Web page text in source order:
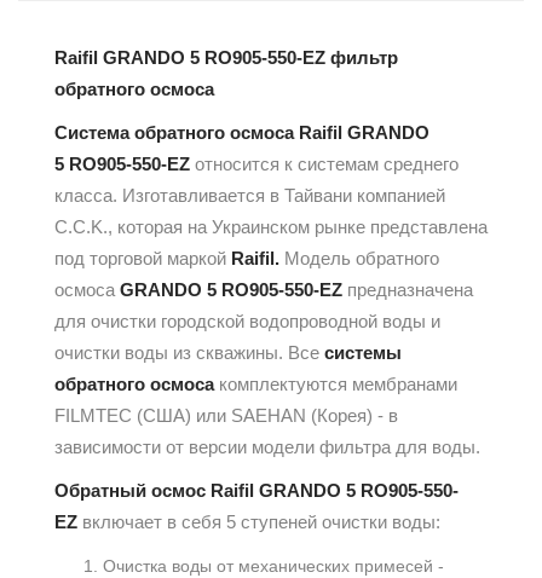
Raifil GRANDO 5 RO905-550-EZ фильтр
обратного осмоса
Система обратного осмоса Raifil GRANDO
5 RO905-550-EZ относится к системам среднего
класса. Изготавливается в Тайвани компанией
C.C.K., которая на Украинском рынке представлена
под торговой маркой Raifil. Модель обратного
осмоса GRANDO 5 RO905-550-EZ предназначена
для очистки городской водопроводной воды и
очистки воды из скважины. Все системы
обратного осмосакомплектуются мембранами
FILMTEC (США) или SAEHAN (Корея) - в
зависимости от версии модели фильтра для воды.
Обратный осмос Raifil GRANDO 5 RO905-550-
EZ включает в себя 5 ступеней очистки воды:
Очистка воды от механических примесей -